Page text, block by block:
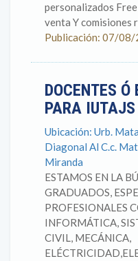
personalizados
venta Y comisiones
Publicación: 07/
DOCENTES
PARA
Ubicación: Urb.
Diagonal Al C.c.
Miranda
ESTAMOS EN LA
GRADUADOS,
PROFESIONALES
INFORMÁTICA,
CIVIL, MECÁNICA,